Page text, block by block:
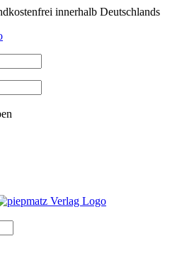
innerhalb Deutschlands